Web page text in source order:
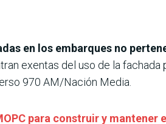
en los embarques no
exentas del uso de la
970 AM/Nación Media.
para construir y mantener